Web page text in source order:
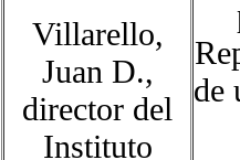
Villarello,
Juan D.,
director del
Instituto
de